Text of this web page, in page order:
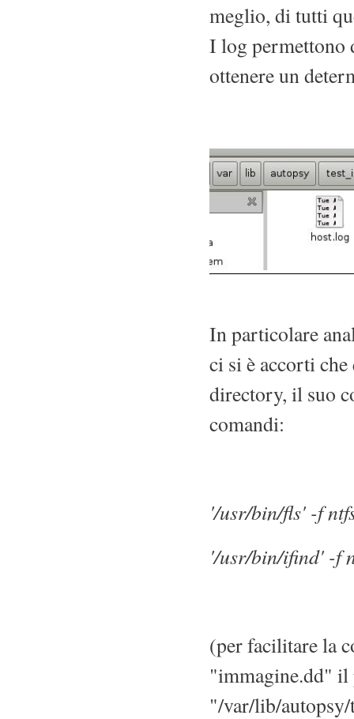
meglio, di tutti
I log permettono
ottenere un
In particolare
ci si è accorti
directory, il suo
comandi:
'/usr/bin/fls' -f
'/usr/bin/ifind' -f
(per facilitare la
"immagine.dd" il
"/var/lib/